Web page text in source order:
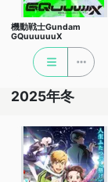
機動戦士Gundam
GQuuuuuuX
2025年冬